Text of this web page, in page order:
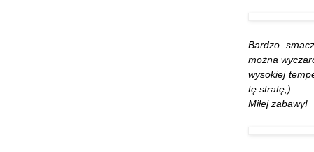
Bardzo
można
wysokiej
tę stratę;)
Miłej zabawy!